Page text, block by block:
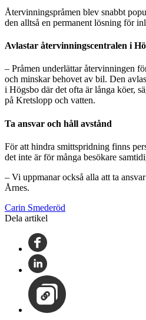
Återvinningspråmen blev snabbt
den alltså en permanent lösning för
Avlastar återvinningscentralen i
– Pråmen underlättar återvinningen
och minskar behovet av bil. Den
i Högsbo där det ofta är långa köer,
på Kretslopp och vatten.
Ta ansvar och håll avstånd
För att hindra smittspridning finns
det inte är för många besökare
– Vi uppmanar också alla att ta
Årnes.
Carin Smederöd
Dela artikel